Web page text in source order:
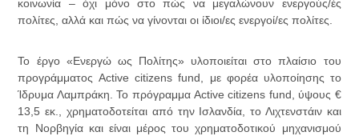
κοινωνία – όχι μόνο στο πώς να μεγαλώνουν ενεργούς/ές
πολίτες, αλλά και πώς να γίνονται οι ίδιοι/ες ενεργοί/ες πολίτες.
Το έργο «Eνεργώ ως Πολίτης» υλοποιείται στο πλαίσιο του
προγράμματοςActive citizens fund, με φορέα υλοποίησης το
Ίδρυμα Λαμπράκη. Το πρόγραμμα Active citizens fund, ύψους €
13,5 εκ., χρηματοδοτείται από την Ισλανδία, το Λιχτενστάιν και
τη Νορβηγία και είναι μέρος του χρηματοδοτικού μηχανισμού